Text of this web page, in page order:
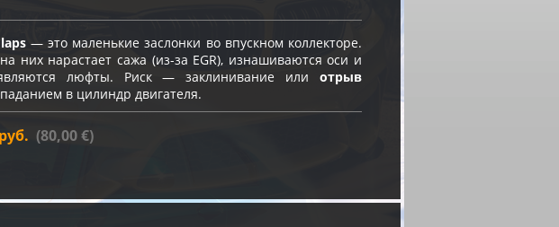
— это маленькие заслонки во впускном коллекторе.
них нарастает сажа (из-за EGR), изнашиваются оси и
люфты. Риск — заклинивание или отрыв
в цилиндр двигателя.
(80,00 €)